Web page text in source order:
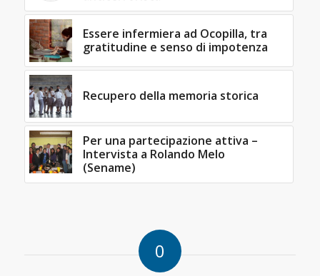
Essere infermiera ad Ocopilla, tra
gratitudine e senso di impotenza
Recupero della memoria storica
Per una partecipazione attiva –
Intervista a Rolando Melo
(Sename)
0